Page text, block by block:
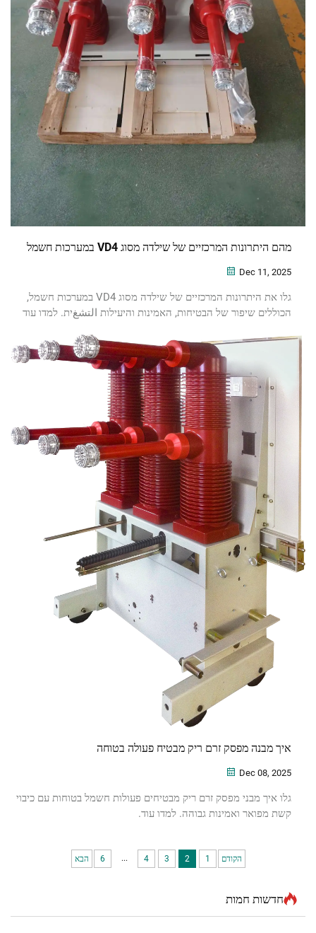
מהם היתרונות המרכזיים של שילדה מסוג VD4 במערכות חשמל
Dec 11, 2025
גלו את היתרונות המרכזיים של שילדה מסוג VD4 במערכות חשמל,
הכוללים שיפור של הבטיחות, האמינות והיעילות التشغית. למדו עוד
איך מבנה מפסק זרם ריק מבטיח פעולה בטוחה
Dec 08, 2025
גלו איך מבני מפסק זרם ריק מבטיחים פעולות חשמל בטוחות עם כיבוי
קשת מפואר ואמינות גבוהה. למדו עוד.
הקודם 1
2
3
4
...
6 הבא
חדשות חמות